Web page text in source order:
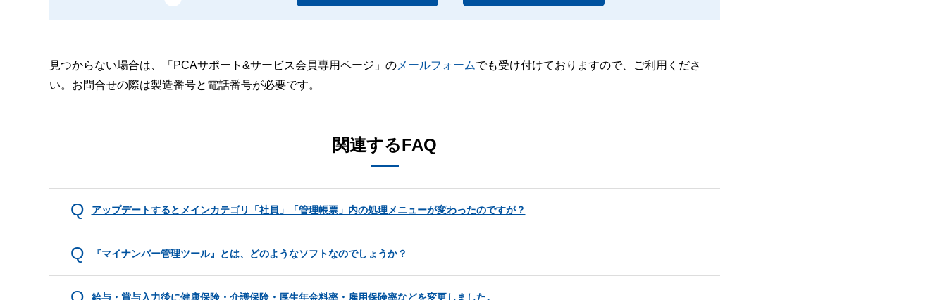
見つからない場合は、「PCAサポート&サービス会員専用ページ」のメールフォームでも受け付けておりますので、ご利用くださ
い。お問合せの際は製造番号と電話番号が必要です。
関連するFAQ
アップデートするとメインカテゴリ「社員」「管理帳票」内の処理メニューが変わったのですが？
『マイナンバー管理ツール』とは、どのようなソフトなのでしょうか？
給与・賞与入力後に健康保険・介護保険・厚生年金料率・雇用保険率などを変更しました。